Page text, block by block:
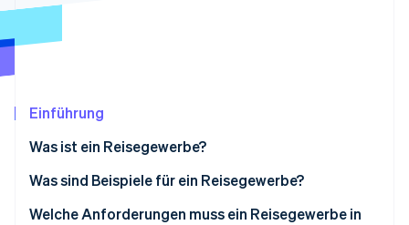
Identity
Online-Identitätsprüfung
Einführung
Was ist ein Reisegewerbe?
Was sind Beispiele für ein Reisegewerbe?
Welche Anforderungen muss ein Reisegewerbe in